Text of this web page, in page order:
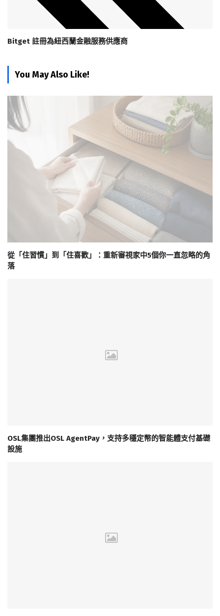
Bitget 註冊為紐西蘭金融服務供應商
You May Also Like!
從「住習慣」到「住喜歡」：重新審視家中5個你一直忽略的角
落
OSL集團推出OSL AgentPay，支持多穩定幣的智能體支付基礎
設施